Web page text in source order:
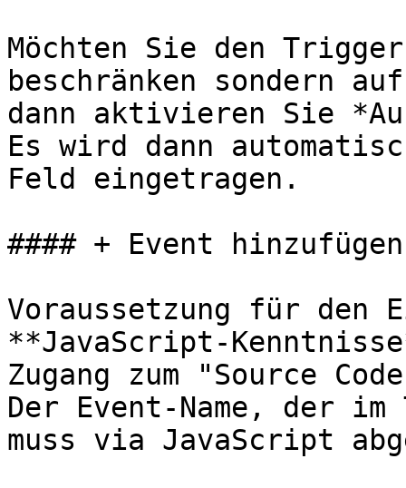
Möchten Sie den
beschränken sondern
dann aktivieren Sie
Es wird dann
Feld eingetragen.
#### + Event hinzufügen
Voraussetzung für den
**JavaScript-
Zugang zum "Source
Der Event-Name, der
muss via JavaScript